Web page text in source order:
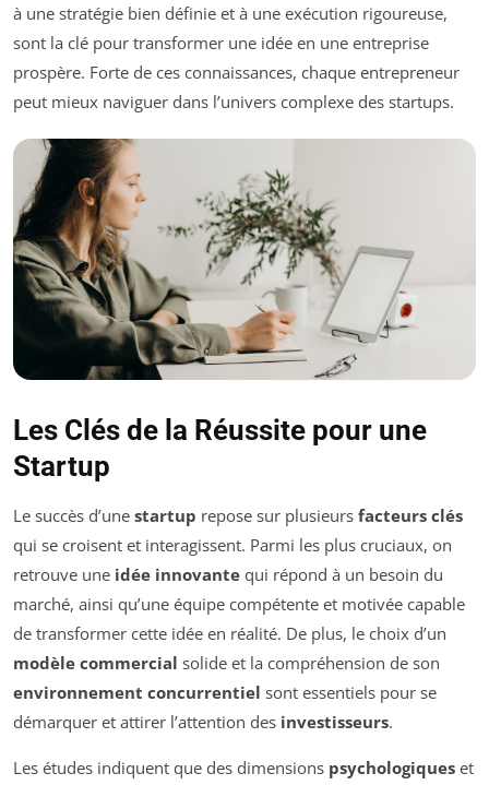
à une stratégie bien définie et à une exécution rigoureuse,
sont la clé pour transformer une idée en une entreprise
prospère. Forte de ces connaissances, chaque entrepreneur
peut mieux naviguer dans l’univers complexe des startups.
Les Clés de la Réussite pour une
Startup
Le succès d’une startup repose sur plusieurs facteurs clés
qui se croisent et interagissent. Parmi les plus cruciaux, on
retrouve une idée innovante qui répond à un besoin du
marché, ainsi qu’une équipe compétente et motivée capable
de transformer cette idée en réalité. De plus, le choix d’un
modèle commercial solide et la compréhension de son
environnement concurrentiel sont essentiels pour se
démarquer et attirer l’attention des investisseurs.
Les études indiquent que des dimensions psychologiques et